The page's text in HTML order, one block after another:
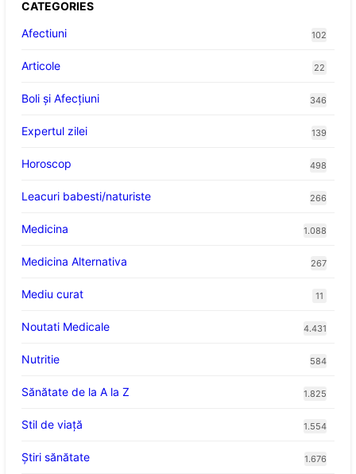
CATEGORIES
Afectiuni
102
Articole 22
Boli și Afecțiuni 346
Expertul zilei 139
Horoscop 498
Leacuri babesti/naturiste 266
Medicina 1.088
Medicina Alternativa 267
Mediu curat 11
Noutati Medicale 4.431
Nutritie 584
Sănătate de la A la Z 1.825
Stil de viaţă 1.554
Ştiri sănătate 1.676